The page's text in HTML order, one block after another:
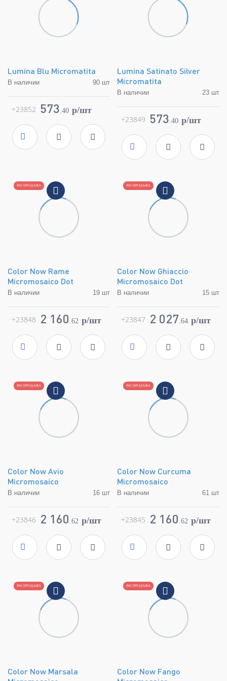
Lumina Blu Micromatita
В наличии
90 шт
FAP Ceramiche
Страна
Италия
Размер
0.7x91.5
Цвет
синий
Поверхность
матовая
Артикул
573.40 p/шт
+23852
Lumina Satinato Silver
Micromatita
В наличии
23 шт
FAP Ceramiche
Страна
Италия
Размер
0.7x91.5
Цвет
серебряный
Поверхность
глянцевая
Артикул
573.40 p/шт
+23849
РАСПРОДАЖА
Color Now Rame
Micromosaico Dot
В наличии
19 шт
FAP Ceramiche
Страна
Италия
Размер
30,5x30,5
Цвет
красный
Поверхность
матовая
Артикул
2 160 .62 p/шт
+23848
РАСПРОДАЖА
Color Now Ghiaccio
Micromosaico Dot
В наличии
15 шт
FAP Ceramiche
Страна
Италия
Размер
30,5x30,5
Цвет
белый
Поверхность
матовая
Артикул
2 027.64 p/шт
+23847
РАСПРОДАЖА
Color Now Avio
Micromosaico
В наличии
16 шт
FAP Ceramiche
Страна
Италия
Размер
30,5x30,5
Цвет
синий
Поверхность
матовая
Артикул
2 160 .62 p/шт
+23846
РАСПРОДАЖА
Color Now Curcuma
Micromosaico
В наличии
61 шт
FAP Ceramiche
Страна
Италия
Размер
30,5x30,5
Цвет
светло-коричневый
Поверхность
матовая
Артикул
2 160 .62 p/шт
+23845
РАСПРОДАЖА
Color Now Marsala
РАСПРОДАЖА
Color Now Fango